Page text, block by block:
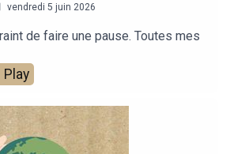
anticipent ainsi un nombre
et d'ouragans inférieur aux
la nature reste imprévisible. Les
principe fondamental de prudence :
calme à l'échelle de l'océan
phénomène isolé et puissant touche
seule tempête pour transformer une
vendredi 5 juin 2026
de faire une pause. Toutes mes
Play